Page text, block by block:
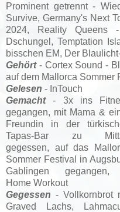
Prominent getrennt -
Survive, Germany's Next
2024, Reality
Dschungel,Temptation
bisschen EM, Der
Gehört- Cortex Sound -
auf dem Mallorca Sommer
Gelesen - InTouch
Gemacht- 3x ins
gegangen, mit Mama &
Freundin in der
Tapas-Bar zu
gegessen, auf das
Sommer Festival in
Gablingen
Home Workout
Gegessen - Vollkornbrot
Graved Lachs,